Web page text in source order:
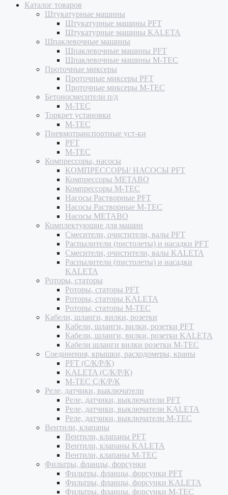
Каталог товаров
Штукатурные машины
Штукатурные машины PFT
Штукатурные машины KALETA
Шпаклевочные машины
Шпаклевочные машины PFT
Шпаклевочные машины M-TEC
Проточные миксеры
Проточные миксеры PFT
Проточные миксеры M-TEC
Бетоносмесители п/д
M-TEC
Торкрет установки
M-TEC
Пневмотранспортные уст-ки
PFT
M-TEC
Компрессоры, насосы
КОМПРЕССОРЫ/ НАСОСЫ PFT
Компрессоры METABO
Компрессоры M-TEC
Насосы Растворные PFT
Насосы Растворные M-TEC
Насосы METABO
Комплектующие для машин
Смесители, очистители, валы PFT
Распылители (пистолеты) и насадки PFT
Смесители, очистители, валы KALETA
Распылители (пистолеты) и насадки
KALETA
Роторы, статоры
Роторы, статоры PFT
Роторы, статоры KALETA
Роторы, статоры M-TEC
Кабели, шланги, вилки, розетки
Кабели, шланги, вилки, розетки PFT
Кабели, шланги, вилки, розетки KALETA
Кабели шланги вилки розетки M-TEC
Соединения, крышки, расходомеры, краны
PFT (С/К/Р/К)
KALETA (С/К/Р/К)
M-TEC С/К/Р/К
Реле, датчики, выключатели
Реле, датчики, выключатели PFT
Реле, датчики, выключатели KALETA
Реле, датчики, выключатели M-TEC
Вентили, клапаны
Вентили, клапаны PFT
Вентили, клапаны KALETA
Вентили, клапаны M-TEC
Фильтры, фланцы, форсунки
Фильтры, фланцы, форсунки PFT
Фильтры, фланцы, форсунки KALETA
Фильтры, фланцы, форсунки M-TEC